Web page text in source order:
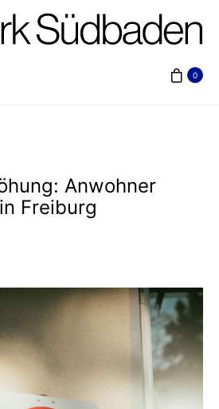
0
Anwohner
Freiburg